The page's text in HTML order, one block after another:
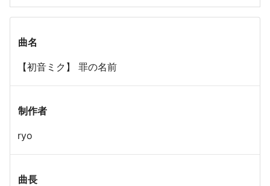
曲名
【初音ミク】 罪の名前
制作者
ryo
曲長